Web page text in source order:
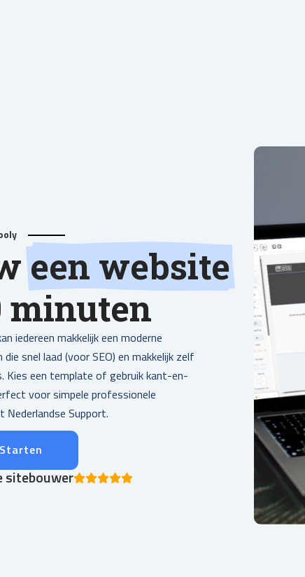
een website
minuten
iedereen makkelijk een moderne
snel laad (voor SEO) en makkelijk zelf
Kies een template of gebruik kant-en-
voor simpele professionele
Nederlandse Support.
sitebouwer